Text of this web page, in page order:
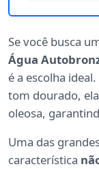
Se você busca
Água
é a escolha
tom dourado,
oleosa,
Uma das
característica